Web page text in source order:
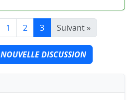
1 2 3 Suivant »
NOUVELLE DISCUSSION